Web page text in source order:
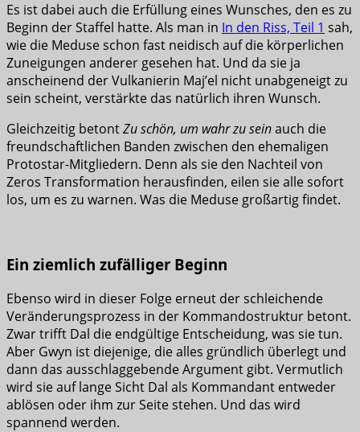
Es ist dabei auch die Erfüllung eines Wunsches, den es zu
Beginn der Staffel hatte. Als man in In den Riss, Teil 1 sah,
wie die Meduse schon fast neidisch auf die körperlichen
Zuneigungen anderer gesehen hat. Und da sie ja
anscheinend der Vulkanierin Maj’el nicht unabgeneigt zu
sein scheint, verstärkte das natürlich ihren Wunsch.
Gleichzeitig betontZu schön, um wahr zu seinauch die
freundschaftlichen Banden zwischen den ehemaligen
Protostar-Mitgliedern. Denn als sie den Nachteil von
Zeros Transformation herausfinden, eilen sie alle sofort
los, um es zu warnen. Was die Meduse großartig findet.
Ein ziemlich zufälliger Beginn
Ebenso wird in dieser Folge erneut der schleichende
Veränderungsprozess in der Kommandostruktur betont.
Zwar trifft Dal die endgültige Entscheidung, was sie tun.
Aber Gwyn ist diejenige, die alles gründlich überlegt und
dann das ausschlaggebende Argument gibt. Vermutlich
wird sie auf lange Sicht Dal als Kommandant entweder
ablösen oder ihm zur Seite stehen. Und das wird
spannend werden.